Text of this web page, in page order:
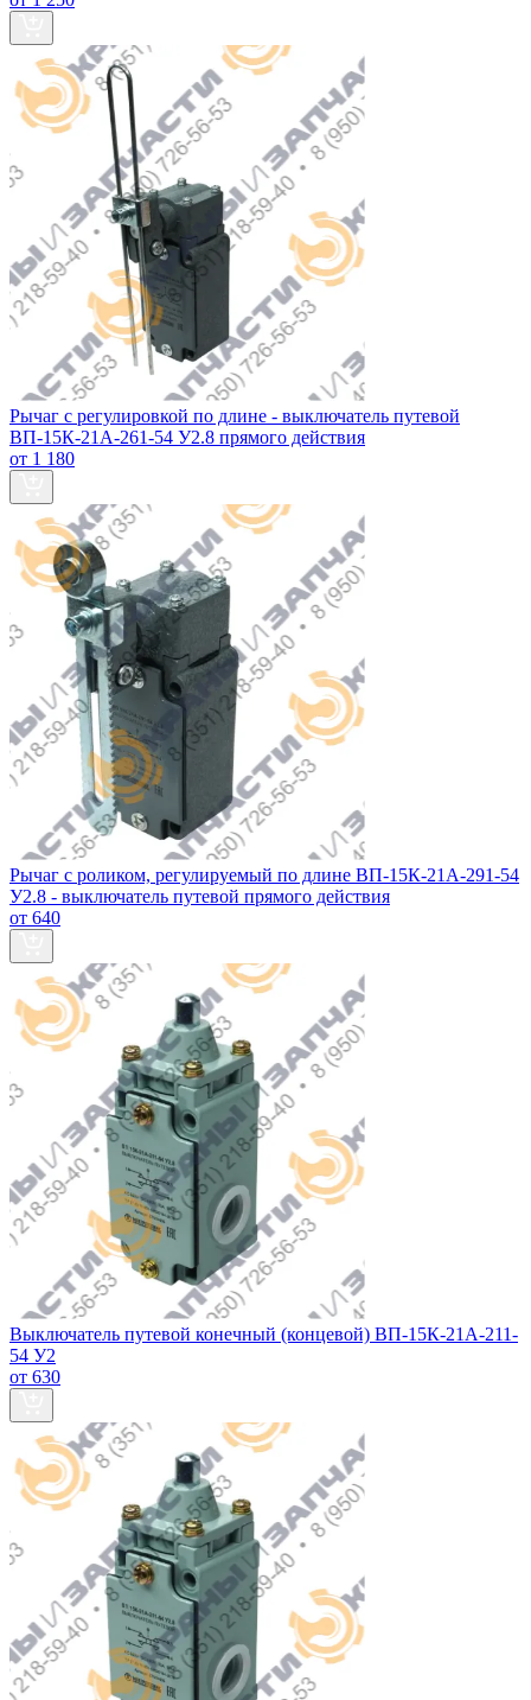
Рычаг с регулировкой по длине - выключатель путевой
ВП-15К-21А-261-54 У2.8 прямого действия
от 1 180
Рычаг с роликом, регулируемый по длине ВП-15К-21А-291-54
У2.8 - выключатель путевой прямого действия
от 640
Выключатель путевой конечный (концевой) ВП-15К-21А-211-
54 У2
от 630